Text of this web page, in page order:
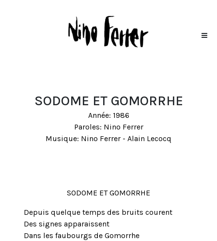
SODOME ET GOMORRHE
Année: 1986
Paroles: Nino Ferrer
Musique: Nino Ferrer - Alain Lecocq
SODOME ET GOMORRHE
Depuis quelque temps des bruits courent
Des signes apparaissent
Dans les faubourgs de Gomorrhe